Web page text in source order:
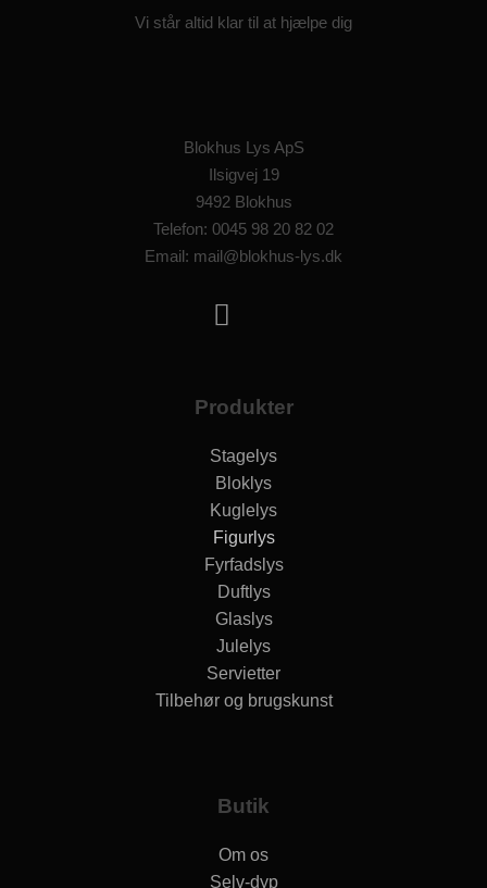
Vi står altid klar til at hjælpe dig
Blokhus Lys ApS
Ilsigvej 19
9492 Blokhus
Telefon: 0045 98 20 82 02
Email: mail@blokhus-lys.dk
Produkter
Stagelys
Bloklys
Kuglelys
Figurlys
Fyrfadslys
Duftlys
Glaslys
Julelys
Servietter
Tilbehør og brugskunst
Butik
Om os
Selv-dyp